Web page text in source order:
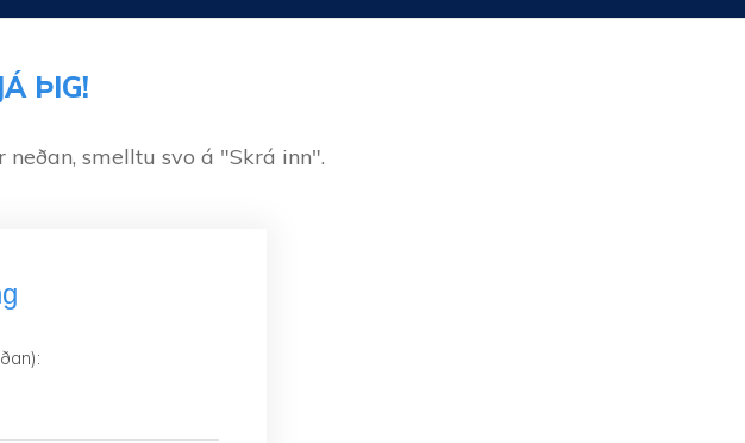
ÞIG!
smelltu svo á "Skrá inn".